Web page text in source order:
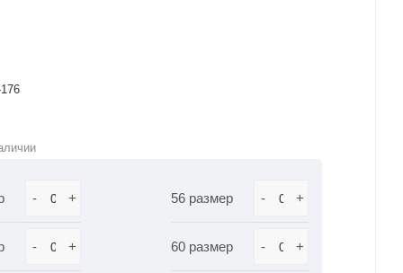
- + 56 размер - +
- + 60 размер - +